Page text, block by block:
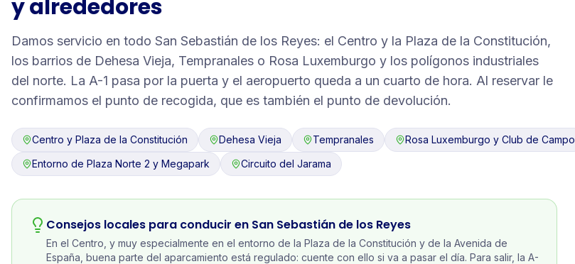
y alrededores
Damos servicio en todo San Sebastián de los Reyes: el Centro y la Plaza de la Constitución,
los barrios de Dehesa Vieja, Tempranales o Rosa Luxemburgo y los polígonos industriales
del norte. La A-1 pasa por la puerta y el aeropuerto queda a un cuarto de hora. Al reservar le
confirmamos el punto de recogida, que es también el punto de devolución.
Centro y Plaza de la Constitución Dehesa Vieja Tempranales Rosa Luxemburgo y Club de Campo
Entorno de Plaza Norte 2 y Megapark
Circuito del Jarama
Consejos locales para conducir en San Sebastián de los Reyes
En el Centro, y muy especialmente en el entorno de la Plaza de la Constitución y de la Avenida de
España, buena parte del aparcamiento está regulado: cuente con ello si va a pasar el día. Para salir, la A-